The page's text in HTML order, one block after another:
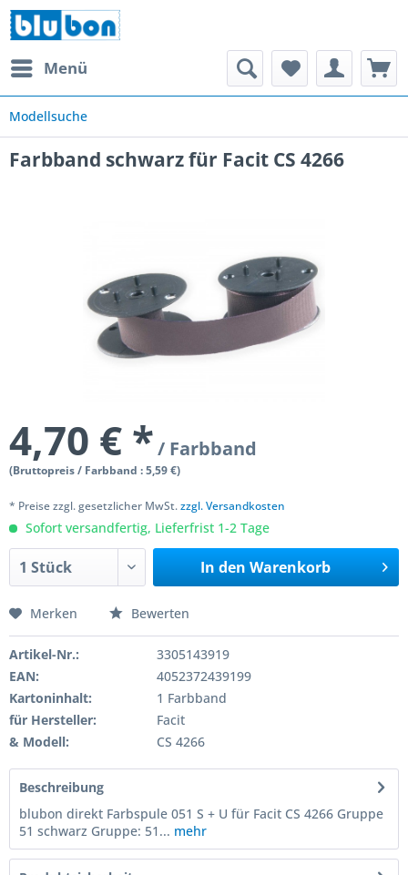
Menü
Modellsuche
Farbband schwarz für Facit CS 4266
4,70 € */ Farbband
(Bruttopreis / Farbband : 5,59 €)
* Preise zzgl. gesetzlicher MwSt.zzgl. Versandkosten
Sofort versandfertig, Lieferfrist 1-2 Tage
In den Warenkorb
Merken Bewerten
Artikel-Nr.:
3305143919
EAN:
4052372439199
Kartoninhalt:
1 Farbband
für Hersteller:
Facit
& Modell:
CS 4266
Beschreibung
blubon direkt Farbspule 051 S + U für Facit CS 4266 Gruppe
51 schwarz Gruppe: 51... mehr